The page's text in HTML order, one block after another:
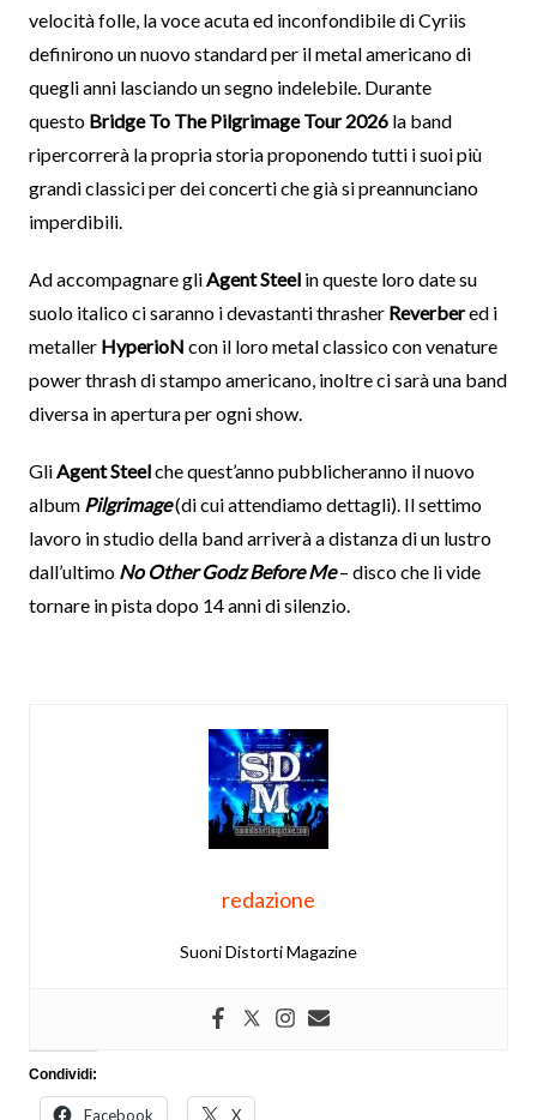
velocità folle, la voce acuta ed inconfondibile di Cyriis
definirono un nuovo standard per il metal americano di
quegli anni lasciando un segno indelebile. Durante
questo Bridge To The Pilgrimage Tour 2026la band
ripercorrerà la propria storia proponendo tutti i suoi più
grandi classici per dei concerti che già si preannunciano
imperdibili.
Ad accompagnare gliAgent Steelin queste loro date su
suolo italico ci saranno i devastanti thrasher Reverbered i
metaller HyperioN con il loro metal classico con venature
power thrash di stampo americano, inoltre ci sarà una band
diversa in apertura per ogni show.
GliAgent Steelche quest’anno pubblicheranno il nuovo
album Pilgrimage(di cui attendiamo dettagli). Il settimo
lavoro in studio della band arriverà a distanza di un lustro
dall’ultimo No Other Godz Before Me– disco che li vide
tornare in pista dopo 14 anni di silenzio.
redazione
Suoni Distorti Magazine
Condividi:
Facebook X